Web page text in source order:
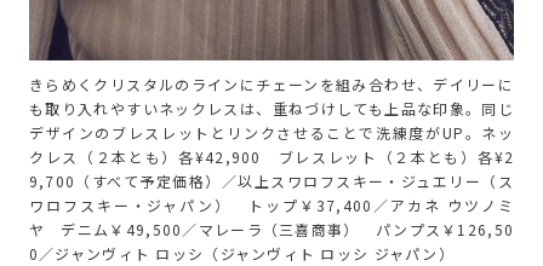
きらめくクリスタルのラインにチェーンを組み合わせ、デイリーに
も取り入れやすいネックレスは、重ねづけしても上品な印象。同じ
デザインのブレスレットとリンクさせることで洗練度がUP。ネッ
クレス（２本とも）各¥42,900 ブレスレット（２本とも）各¥2
9,700（すべて予定価格）／以上スワロフスキー・ジュエリー（ス
ワロフスキー・ジャパン） トップ￥37,400／アカネ ウツノミ
ヤ デニム￥49,500／マレーラ（三喜商事） パンプス￥126,50
0／ジャンヴィト ロッシ（ジャンヴィト ロッシ ジャパン）